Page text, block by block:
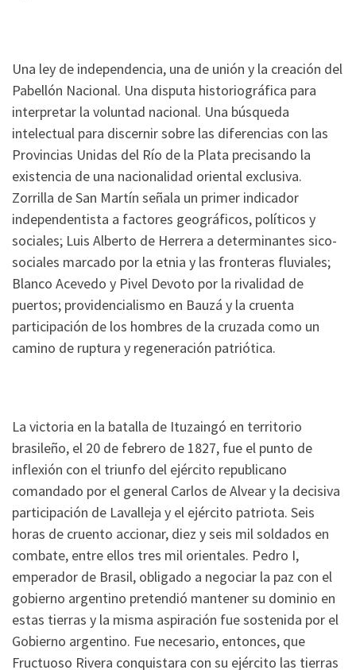
Una ley de independencia, una de unión y la creación del
Pabellón Nacional. Una disputa historiográfica para
interpretar la voluntad nacional. Una búsqueda
intelectual para discernir sobre las diferencias con las
Provincias Unidas del Río de la Plata precisando la
existencia de una nacionalidad oriental exclusiva.
Zorrilla de San Martín señala un primer indicador
independentista a factores geográficos, políticos y
sociales; Luis Alberto de Herrera a determinantes sico-
sociales marcado por la etnia y las fronteras fluviales;
Blanco Acevedo y Pivel Devoto por la rivalidad de
puertos; providencialismo en Bauzá y la cruenta
participación de los hombres de la cruzada como un
camino de ruptura y regeneración patriótica.
La victoria en la batalla de Ituzaingó en territorio
brasileño, el 20 de febrero de 1827, fue el punto de
inflexión con el triunfo del ejército republicano
comandado por el general Carlos de Alvear y la decisiva
participación de Lavalleja y el ejército patriota. Seis
horas de cruento accionar, diez y seis mil soldados en
combate, entre ellos tres mil orientales. Pedro I,
emperador de Brasil, obligado a negociar la paz con el
gobierno argentino pretendió mantener su dominio en
estas tierras y la misma aspiración fue sostenida por el
Gobierno argentino. Fue necesario, entonces, que
Fructuoso Rivera conquistara con su ejército las tierras